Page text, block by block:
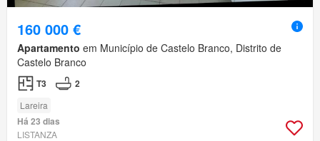
160 000 €
Apartamento em Município de Castelo Branco, Distrito de
Castelo Branco
T3 2
Lareira
Há 23 dias
LISTANZA